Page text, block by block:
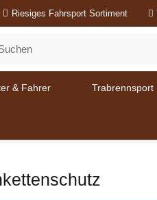
Riesiges Fahrsport Sortiment
& Fahrer Trabrennsport